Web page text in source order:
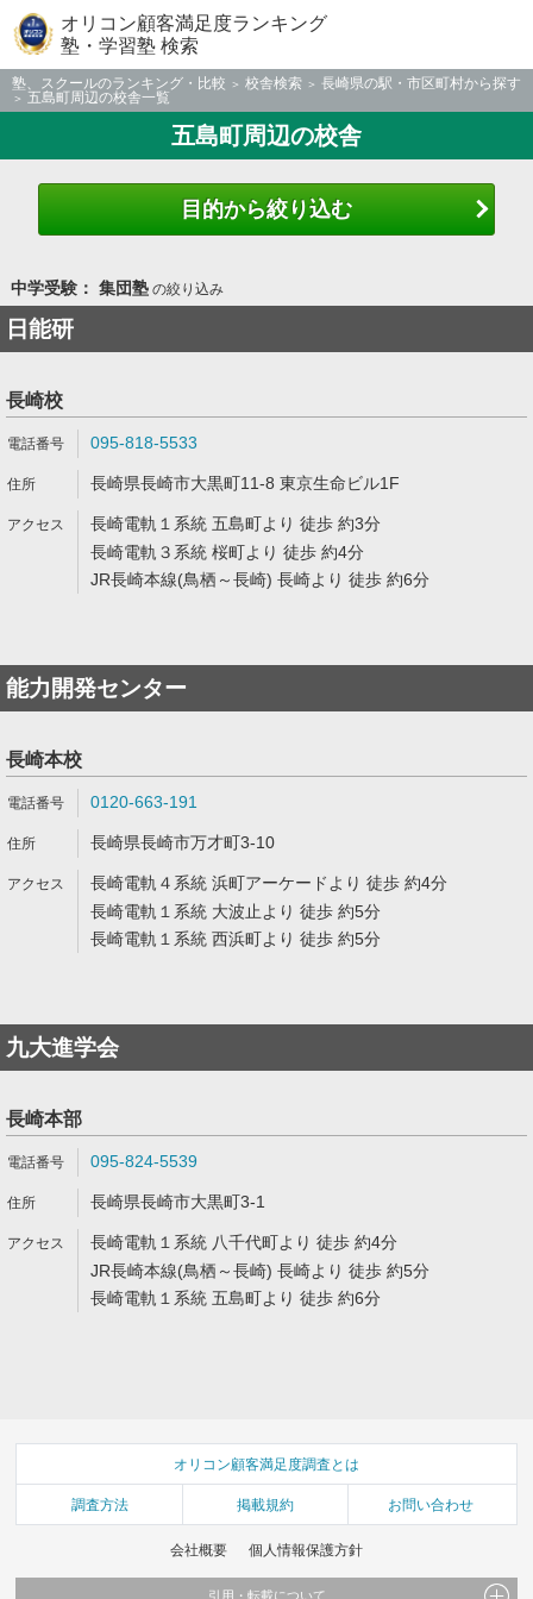
オリコン顧客満足度ランキング
塾・学習塾 検索
塾、スクールのランキング・比較 校舎検索
長崎県の駅・市区町村から探す
五島町周辺の校舎一覧
五島町周辺の校舎
目的から絞り込む
中学受験： 集団塾の絞り込み
日能研
長崎校
095-818-5533
長崎県長崎市大黒町11-8 東京生命ビル1F
長崎電軌１系統 五島町より 徒歩 約3分
長崎電軌３系統 桜町より 徒歩 約4分
JR長崎本線(鳥栖～長崎) 長崎より 徒歩 約6分
能力開発センター
長崎本校
0120-663-191
長崎県長崎市万才町3-10
長崎電軌４系統 浜町アーケードより 徒歩 約4分
長崎電軌１系統 大波止より 徒歩 約5分
長崎電軌１系統 西浜町より 徒歩 約5分
九大進学会
長崎本部
095-824-5539
長崎県長崎市大黒町3-1
長崎電軌１系統 八千代町より 徒歩 約4分
JR長崎本線(鳥栖～長崎) 長崎より 徒歩 約5分
長崎電軌１系統 五島町より 徒歩 約6分
オリコン顧客満足度調査とは
調査方法 掲載規約 お問い合わせ
会社概要 個人情報保護方針
引用・転載について